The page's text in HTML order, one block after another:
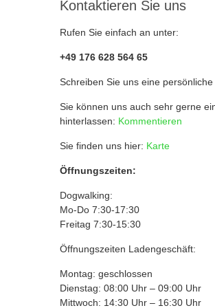
Kontaktieren Sie uns
Rufen Sie einfach an unter:
+49 176 628 564 65
Schreiben Sie uns eine
Sie können uns auch sehr gerne
hinterlassen: Kommentieren
Sie finden uns hier: Karte
Öffnungszeiten:
Dogwalking:
Mo-Do 7:30-17:30
Freitag 7:30-15:30
Öffnungszeiten Ladengeschäft:
Montag: geschlossen
Dienstag: 08:00 Uhr – 09:00 Uhr
Mittwoch: 14:30 Uhr – 16:30 Uhr